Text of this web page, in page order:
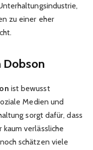
zu einer eher
Dobson
ist bewusst
Medien und
sorgt dafür, dass
verlässliche
schätzen viele